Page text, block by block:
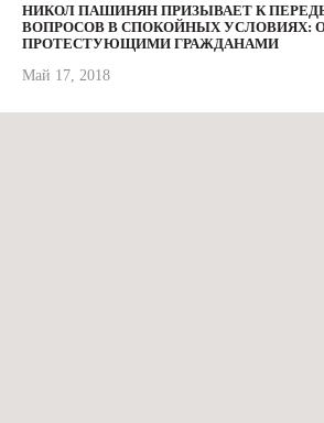
НИКОЛ ПАШИНЯН ПРИЗЫВАЕТ К
ВОПРОСОВ В СПОКОЙНЫХ УСЛОВИЯХ:
ПРОТЕСТУЮЩИМИ ГРАЖДАНАМИ
Май 17, 2018